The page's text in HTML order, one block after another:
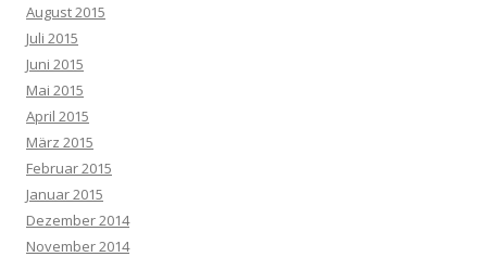
August 2015
Juli 2015
Juni 2015
Mai 2015
April 2015
März 2015
Februar 2015
Januar 2015
Dezember 2014
November 2014